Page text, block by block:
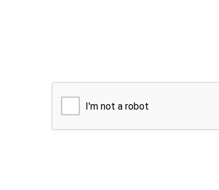
I'm not a robot